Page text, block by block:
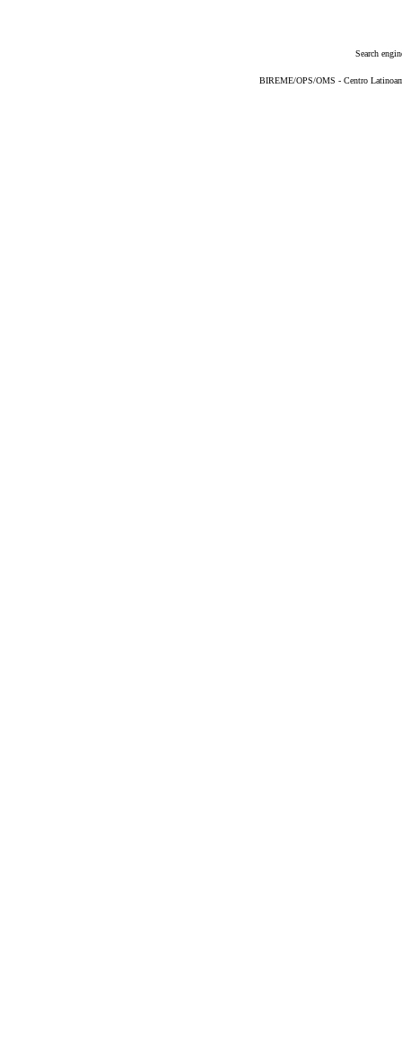
Search
BIREME/OPS/OMS - Centro